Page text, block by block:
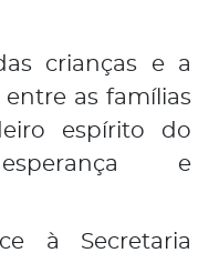
crianças e a
as famílias
espírito do
e
à Secretaria